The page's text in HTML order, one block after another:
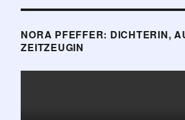
NORA PFEFFER: DICHTERIN,
ZEITZEUGIN